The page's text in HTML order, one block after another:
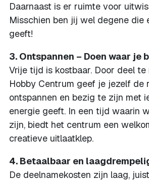
Daarnaast is er ruimte voor
Misschien ben jij wel degene die
geeft!
3. Ontspannen – Doen waar je
Vrije tijd is kostbaar. Door deel te
Hobby Centrum geef je jezelf de
ontspannen en bezig te zijn met
energie geeft. In een tijd waarin
zijn, biedt het centrum een
creatieve uitlaatklep.
4. Betaalbaar en
De deelnamekosten zijn laag,